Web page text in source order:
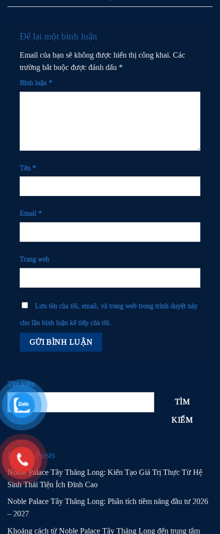
Để lại một bình luận
Email của bạn sẽ không được hiển thị công khai. Các
trường bắt buộc được đánh dấu *
Bình luận *
Tên *
Email *
Trang web
Lưu tên của tôi, email, và trang web trong trình duyệt này
cho lần bình luận kế tiếp của tôi.
Tìm kiếm
TÌM
KIẾM
Recent Posts
Noble Palace Tây Thăng Long: Kiến Tạo Giá Trị Thực Từ Hệ
Sinh Thái Tiện Ích Đỉnh Cao
Noble Palace Tây Thăng Long: Phân tích tiềm năng đầu tư 2026
– 2027
Khoảng cách từ Noble Palace Tây Thăng Long đến trung tâm